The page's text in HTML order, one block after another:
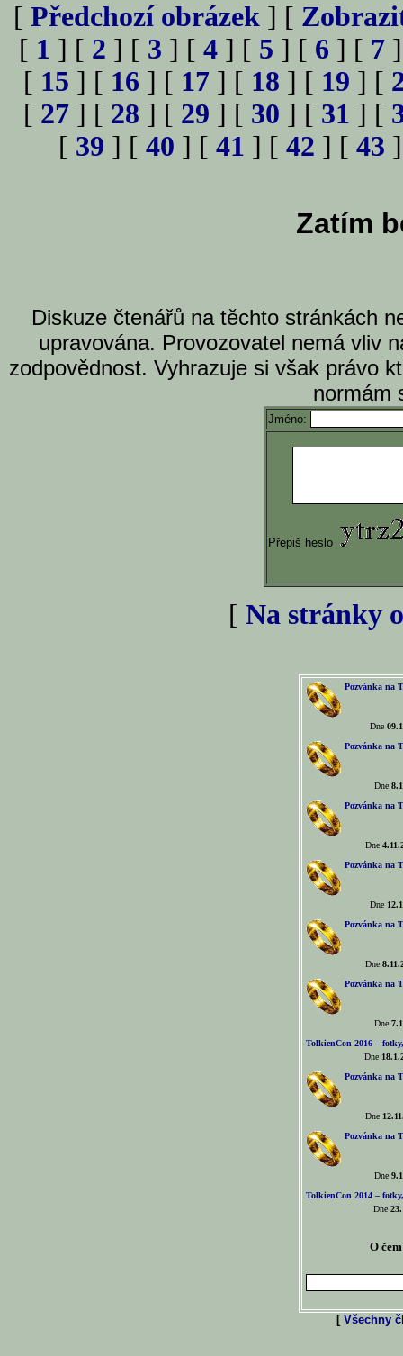
[ Předchozí obrázek ] [
[ 1 ] [ 2 ] [ 3 ] [ 4 ] [ 5 ] [ 6 ] [ 7
[ 15 ] [ 16 ] [ 17 ] [ 18 ] [ 19 ] [
[ 27 ] [ 28 ] [ 29 ] [ 30 ] [ 31 ] [
[ 39 ] [ 40 ] [ 41 ] [ 42 ] [ 43
Zatím
Diskuze čtenářů na těchto stránkách
upravována. Provozovatel nemá vliv
zodpovědnost. Vyhrazuje si však právo
normám
Jméno:
Přepiš heslo
[ Na stránky
Pozvánka na
Dne
Pozvánka na
Dne
Pozvánka na
Dne
Pozvánka na
Dne
Pozvánka na
Dne
Pozvánka na
Dne
TolkienCon 2016 –
Dne
Pozvánka na
Dne
Pozvánka na
Dne
TolkienCon 2014 –
Dne
O
[ Všechny